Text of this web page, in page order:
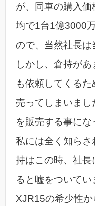
が、同車の購入
均で1台1億3000
ので、当然社長は
しかし、倉持が
も依頼してくる
売ってしまいま
を販売する事に
私には全く知ら
持はこの時、社
ると嘘をついて
XJR15の希少性